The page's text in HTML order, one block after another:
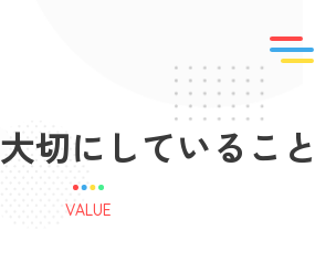
大切に している こ と
VALUE